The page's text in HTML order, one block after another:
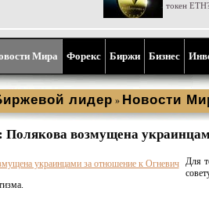
токен
Мира Форекс Биржи Бизнес
лидер » Новости
Полякова возмущена
Для